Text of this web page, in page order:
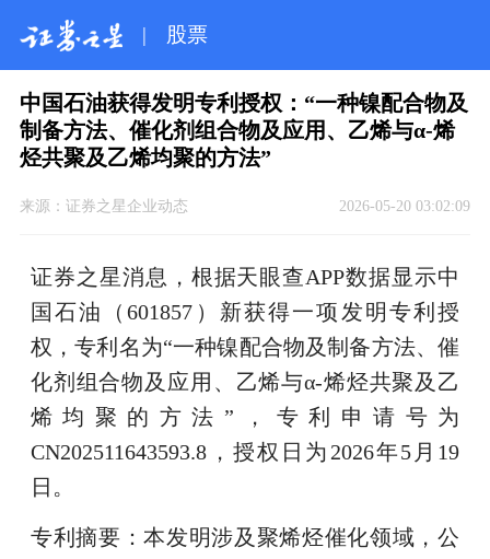
| 股票
中国石油获得发明专利授权：“一种镍配合物及
制备方法、催化剂组合物及应用、乙烯与α-烯
烃共聚及乙烯均聚的方法”
来源： 证券之星企业动态 2026-05-20 03:02:09
证券之星消息，根据天眼查APP数据显示中
国石油（601857）新获得一项发明专利授
权，专利名为“一种镍配合物及制备方法、催
化剂组合物及应用、乙烯与α-烯烃共聚及乙
烯均聚的方法”，专利申请号为
CN202511643593.8，授权日为2026年5月19
日。
专利摘要：本发明涉及聚烯烃催化领域，公